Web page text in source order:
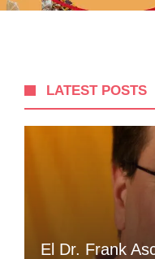
LATEST POSTS
El Dr. Frank